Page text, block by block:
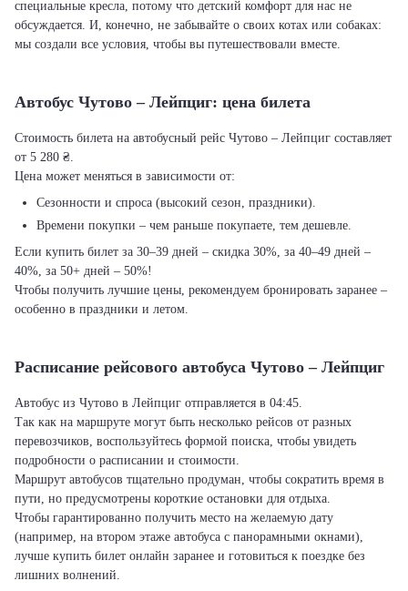
специальные кресла, потому что детский комфорт для нас не
обсуждается. И, конечно, не забывайте о своих котах или собаках:
мы создали все условия, чтобы вы путешествовали вместе.
Автобус Чутово – Лейпциг: цена билета
Стоимость билета на автобусный рейс Чутово – Лейпциг составляет
от 5 280 ₴.
Цена может меняться в зависимости от:
Сезонности и спроса (высокий сезон, праздники).
Времени покупки – чем раньше покупаете, тем дешевле.
Если купить билет за 30–39 дней – скидка 30%, за 40–49 дней –
40%, за 50+ дней – 50%!
Чтобы получить лучшие цены, рекомендуем бронировать заранее –
особенно в праздники и летом.
Расписание рейсового автобуса Чутово – Лейпциг
Автобус из Чутово в Лейпциг отправляется в 04:45.
Так как на маршруте могут быть несколько рейсов от разных
перевозчиков, воспользуйтесь формой поиска, чтобы увидеть
подробности о расписании и стоимости.
Маршрут автобусов тщательно продуман, чтобы сократить время в
пути, но предусмотрены короткие остановки для отдыха.
Чтобы гарантированно получить место на желаемую дату
(например, на втором этаже автобуса с панорамными окнами),
лучше купить билет онлайн заранее и готовиться к поездке без
лишних волнений.